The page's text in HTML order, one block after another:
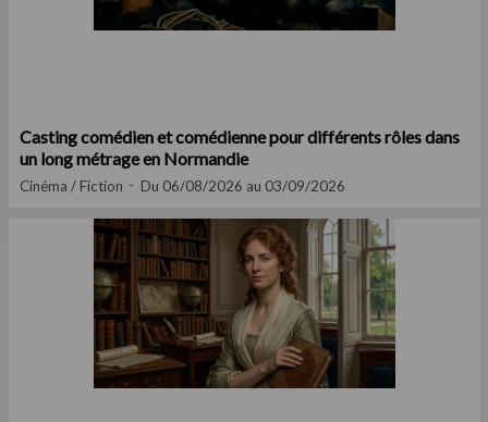
Casting comédien et comédienne pour différents rôles dans
un long métrage en Normandie
Cinéma / Fiction Du 06/08/2026 au 03/09/2026